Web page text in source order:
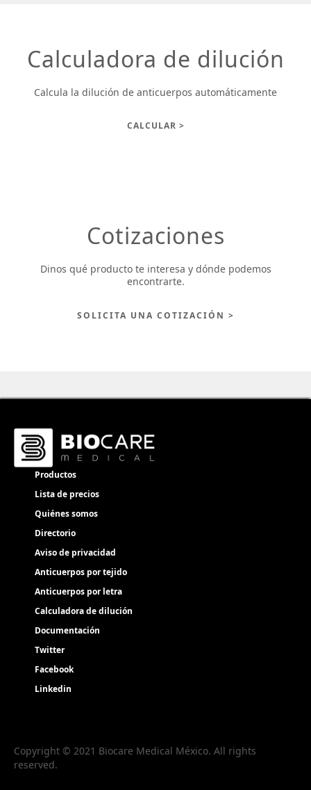
Cotizaciones
Dinos qué producto te interesa y dónde podemos
encontrarte.
SOLICITA UNA COTIZACIÓN >
Calculadora de dilución
Calcula la dilución de anticuerpos automáticamente
CALCULAR >
Productos
Lista de precios
Quiénes somos
Directorio
Aviso de privacidad
Anticuerpos por tejido
Anticuerpos por letra
Calculadora de dilución
Documentación
Twitter
Facebook
Linkedin
Copyright © 2021 Biocare Medical México. All rights
reserved.